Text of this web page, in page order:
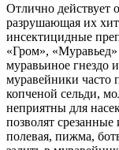
Отлично действует
разрушающая их
инсектицидные
«Гром»,
муравьиное гнездо
муравейники часто
копченой сельди,
неприятны для
позволят
полевая, пижма,